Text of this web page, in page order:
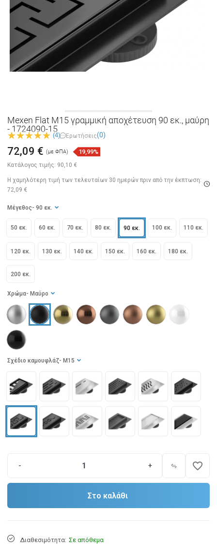
Mexen Flat M15 γραμμική αποχέτευση 90 εκ., μαύρη
- 1724090-15
(4) Ερωτήσεις(0)
Κατάλογος τιμής: 90,10 €
72,09 € (με ΦΠΑ) 19,99%
Η χαμηλότερη τιμή των τελευταίων 30 ημερών πριν από την έκπτωση:
72,09 €
Μέγεθος - 90 εκ.
50 εκ. 60 εκ. 70 εκ. 80 εκ. 90 εκ. 100 εκ. 110 εκ.
120 εκ. 130 εκ. 140 εκ. 150 εκ. 160 εκ. 180 εκ.
200 εκ.
Χρώμα - Μαύρο
Σχέδιο καμουφλάζ - M15
- + favorite_border
Στο καλάθι
Διαθεσιμότητα: Σε απόθεμα